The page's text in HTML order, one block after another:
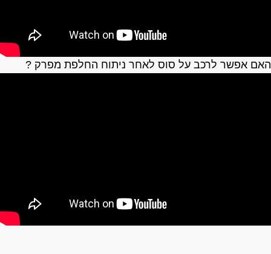
האם אפשר לרכב על סוס לאחר ניתוח החלפת מפרק ?